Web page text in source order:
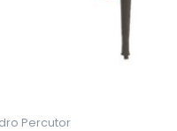
Percutor